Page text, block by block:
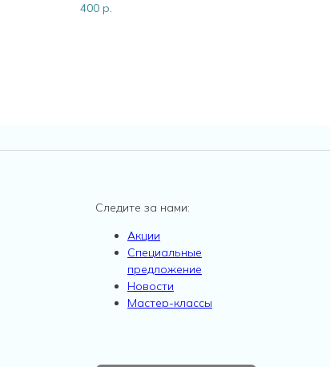
400 р.
Следите за нами:
Акции
Специальные
предложение
Новости
Мастер-классы